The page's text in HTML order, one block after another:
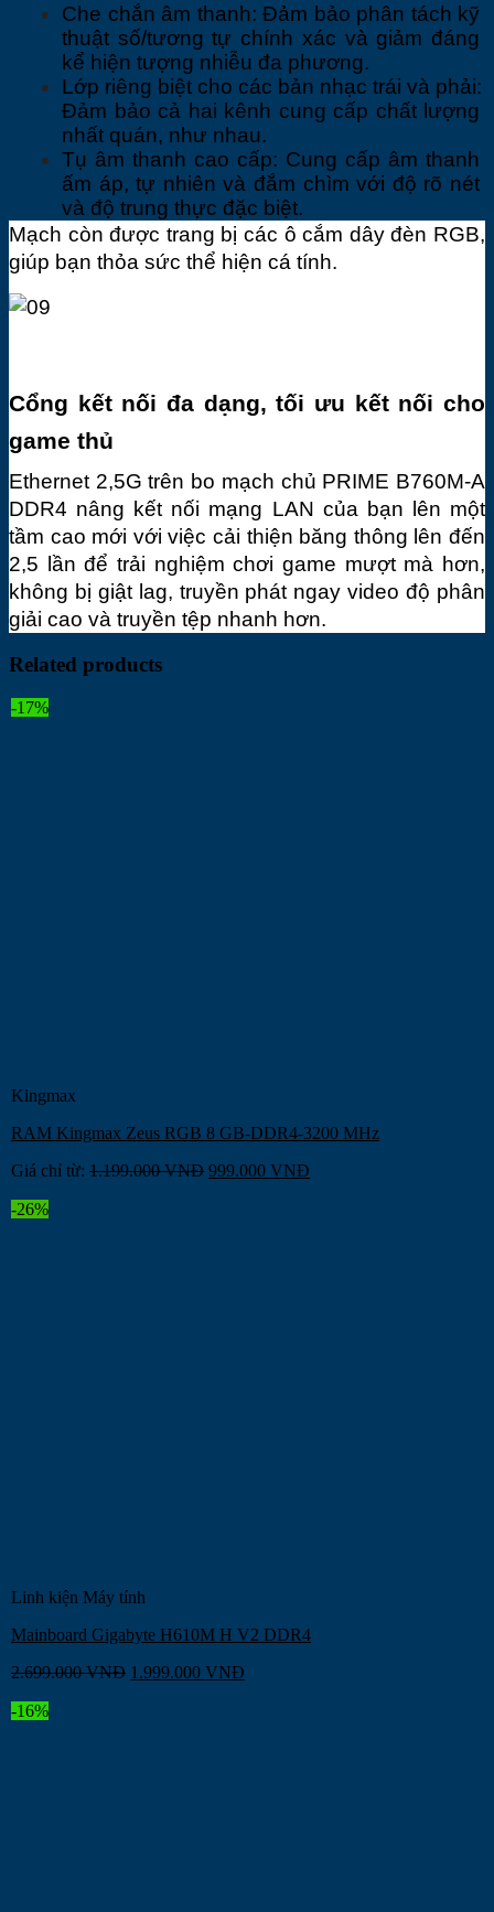
Che chắn âm thanh: Đảm bảo phân tách kỹ
thuật số/tương tự chính xác và giảm đáng
kể hiện tượng nhiễu đa phương.
Lớp riêng biệt cho các bản nhạc trái và phải:
Đảm bảo cả hai kênh cung cấp chất lượng
nhất quán, như nhau.
Tụ âm thanh cao cấp: Cung cấp âm thanh
ấm áp, tự nhiên và đắm chìm với độ rõ nét
và độ trung thực đặc biệt.
Mạch còn được trang bị các ô cắm dây đèn RGB,
giúp bạn thỏa sức thể hiện cá tính.
Cổng kết nối đa dạng, tối ưu kết nối cho
game thủ
Ethernet 2,5G trên bo mạch chủ PRIME B760M-A
DDR4 nâng kết nối mạng LAN của bạn lên một
tầm cao mới với việc cải thiện băng thông lên đến
2,5 lần để trải nghiệm chơi game mượt mà hơn,
không bị giật lag, truyền phát ngay video độ phân
giải cao và truyền tệp nhanh hơn.
Related products
-17%
Kingmax
RAM Kingmax Zeus RGB 8 GB-DDR4-3200 MHz
Giá chỉ từ: 1.199.000VNĐ 999.000 VNĐ
-26%
Linh kiện Máy tính
Mainboard Gigabyte H610M H V2 DDR4
2.699.000VNĐ 1.999.000 VNĐ
-16%